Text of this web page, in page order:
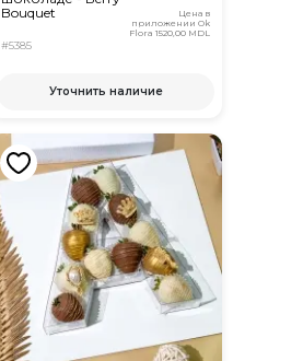
Bouquet
#5385
Цена в
приложении Ok
Flora1520,00 MDL
Уточнить наличие